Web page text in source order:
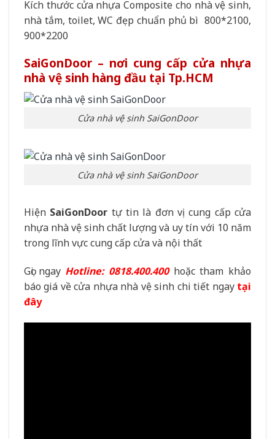
Kích thước cửa nhựa Composite cho nhà vệ sinh,
nhà tắm, toilet, WC đẹp chuẩn phủ bì 800*2100,
900*2200
SaiGonDoor – nơi cung cấp cửa nhựa
nhà vệ sinh hàng đầu tại Tp.HCM
Cửa nhà vệ sinh SaiGonDoor
Cửa nhà vệ sinh SaiGonDoor
Hiện SaiGonDoor tự tin là đơn vị cung cấp cửa
nhựa nhà vệ sinh chất lượng và uy tín với 10 năm
trong lĩnh vực cung cấp cửa và nội thất
Gọi ngay Hotline: 0818.400.400hoặc tham khảo
báo giá về cửa nhựa nhà vệ sinh chi tiết ngay tại
đây